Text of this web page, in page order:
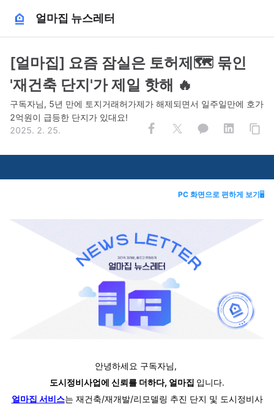
얼마집 뉴스레터
[얼마집] 요즘 잠실은 토허제🗺️ 묶인
'재건축 단지'가 제일 핫해 🔥
구독자님, 5년 만에 토지거래허가제가 해제되면서 일주일만에 호가
2억원이 급등한 단지가 있대요!
2025. 2. 25.
PC 화면으로 편하게 보기🖥️
안녕하세요 구독자님,
도시정비사업에 신뢰를 더하다, 얼마집 입니다.
얼마집 서비스는 재건축/재개발/리모델링 추진 단지 및 도시정비사